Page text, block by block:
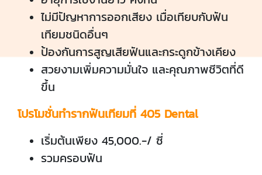
ไม่มีปัญหาการออกเสียง เมื่อเทียบกับฟัน
เทียมชนิดอื่นๆ
ป้องกันการสูญเสียฟันและกระดูกข้างเคียง
สวยงามเพิ่มความมั่นใจ และคุณภาพชีวิตที่ดี
ขึ้น
โปรโมชั่นทำรากฟันเทียมที่ 405 Dental
เริ่มต้นเพียง 45,000.-/ ซี่
รวมครอบฟัน